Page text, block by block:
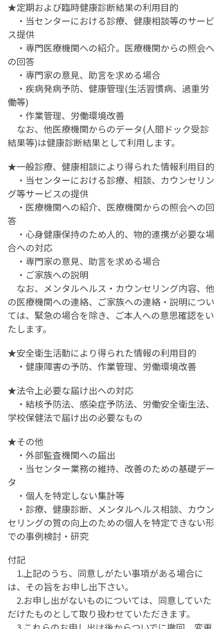
★定期および臨時健康診断結果の利用目的
・当センターにおける診療、健康相談等のサービ
ス提供
・専門医療機関への紹介。医療機関からの照会へ
の回答
・専門家の意見、助言を求める場合
・疾病発病予防、健康管理(生活習慣病、過重労
働等)
・作業管理、労働環境改善
なお、他医療機関からのデータ(人間ドック受診
結果等)は健康診断結果として利用します。
★一般診療、健康相談により得られた情報利用目的
・当センターにおける診療、相談、カウンセリン
グ等サービスの提供
・医療機関への紹介、医療機関からの照会への回
答
・心身健康保持のため人的、物的連携が必要な場
合への対応
・専門家の意見、助言を求める場合
・ご家族への説明
なお、メンタルヘルス・カウンセリング内容、他
の医療機関への連絡、ご家族への連絡・説明につい
ては、緊急の場合を除き、ご本人への意思確認をい
たします。
★安全衛生活動により得られた情報の利用目的
・健康障害の予防、作業管理、労働環境改善
★法令上必要な届け出への対応
・結核予防法、感染症予防法、労働安全衛生法、
学校保健法で届け出の必要なもの
★その他
・外部監査機関への届出
・当センター業務の維持、改善のための基礎デー
タ
・個人を特定しない集計等
・診療、健康診断、メンタルヘルス相談、カウン
セリングの質の向上のための個人を特定できない形
での事例検討・研究
付記
1.上記のうち、同意しがたい事項がある場合に
は、その旨をお申し出下さい。
2.お申し出がないものについては、同意していた
だけたものとして取り扱わせていただきます。